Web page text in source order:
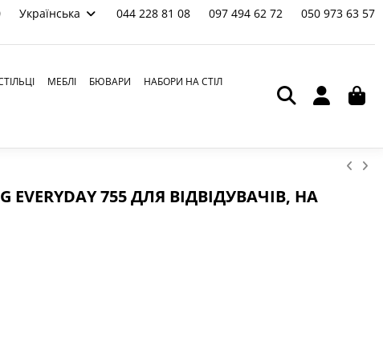
Українська 044 228 81 08 097 494 62 72 050 973 63 57
МЕБЛІ БЮВАРИ НАБОРИ НА СТІЛ
EVERYDAY 755 ДЛЯ ВІДВІДУВАЧІВ, НА